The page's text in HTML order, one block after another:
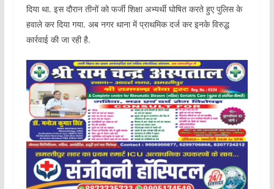
दिया था. इस दौरान तीनों को फर्जी शिक्षा अभ्यर्थी घोषित करते हुए पुलिस के
हवाले कर दिया गया. अब नगर थाना में प्राथमिक दर्ज कर इनके विरुद्ध
कार्रवाई की जा रही है.